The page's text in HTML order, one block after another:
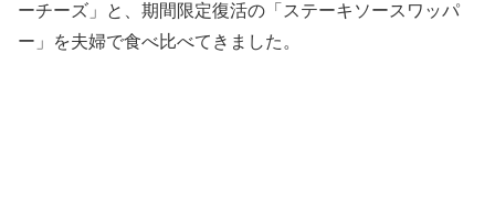
ーチーズ」と、期間限定復活の「ステーキソースワッパ
ー」を夫婦で食べ比べてきました。